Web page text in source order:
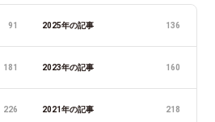
91 2025年の記事 136
181 2023年の記事 160
226 2021年の記事 218